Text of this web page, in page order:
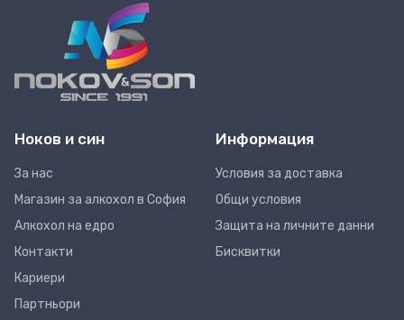
Ноков и син
За нас
Магазин за алкохол в София
Алкохол на едро
Контакти
Кариери
Партньори
Информация
Условия за доставка
Общи условия
Защита на личните данни
Бисквитки